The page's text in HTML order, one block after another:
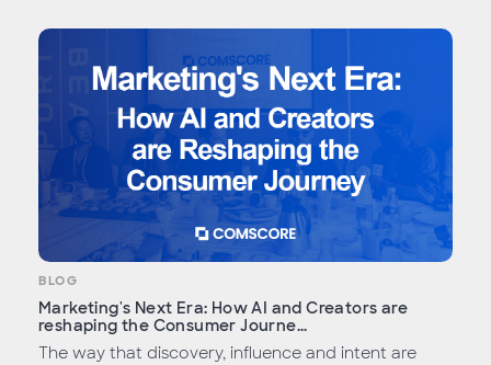
BLOG
Marketing's Next Era: How AI and Creators are
reshaping the Consumer Journe...
The way that discovery, influence and intent are